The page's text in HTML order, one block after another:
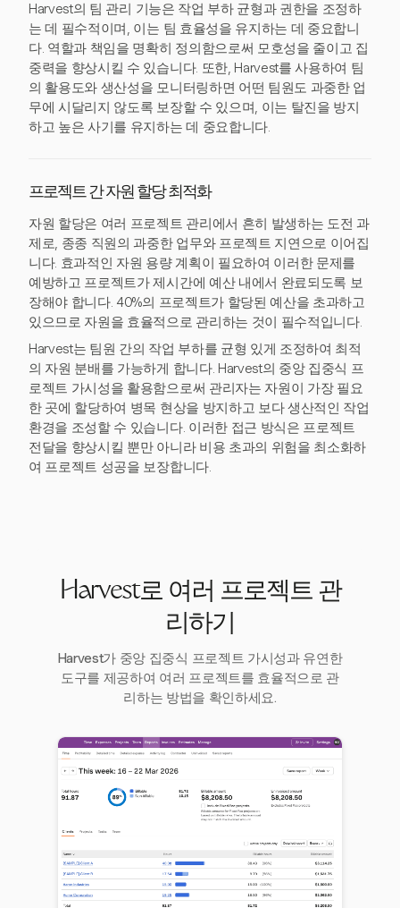
Harvest의 팀 관리 기능은 작업 부하 균형과 권한을 조정하
는 데 필수적이며, 이는 팀 효율성을 유지하는 데 중요합니
다. 역할과 책임을 명확히 정의함으로써 모호성을 줄이고 집
중력을 향상시킬 수 있습니다. 또한, Harvest를 사용하여 팀
의 활용도와 생산성을 모니터링하면 어떤 팀원도 과중한 업
무에 시달리지 않도록 보장할 수 있으며, 이는 탈진을 방지
하고 높은 사기를 유지하는 데 중요합니다.
프로젝트 간 자원 할당 최적화
자원 할당은 여러 프로젝트 관리에서 흔히 발생하는 도전 과
제로, 종종 직원의 과중한 업무와 프로젝트 지연으로 이어집
니다. 효과적인 자원 용량 계획이 필요하여 이러한 문제를
예방하고 프로젝트가 제시간에 예산 내에서 완료되도록 보
장해야 합니다. 40%의 프로젝트가 할당된 예산을 초과하고
있으므로 자원을 효율적으로 관리하는 것이 필수적입니다.
Harvest는 팀원 간의 작업 부하를 균형 있게 조정하여 최적
의 자원 분배를 가능하게 합니다. Harvest의 중앙 집중식 프
로젝트 가시성을 활용함으로써 관리자는 자원이 가장 필요
한 곳에 할당하여 병목 현상을 방지하고 보다 생산적인 작업
환경을 조성할 수 있습니다. 이러한 접근 방식은 프로젝트
전달을 향상시킬 뿐만 아니라 비용 초과의 위험을 최소화하
여 프로젝트 성공을 보장합니다.
Harvest로 여러 프로젝트 관
리하기
Harvest가 중앙 집중식 프로젝트 가시성과 유연한
도구를 제공하여 여러 프로젝트를 효율적으로 관
리하는 방법을 확인하세요.